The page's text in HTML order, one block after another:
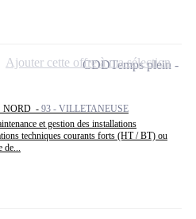
NORD - 93 - VILLETANEUSE
et gestion des installations
techniques courants forts (HT / BT) ou
de...
CDDTemps plein
Ajouter cette offre à ma sélection